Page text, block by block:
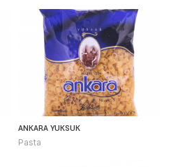
ANKARA YUKSUK
Pasta